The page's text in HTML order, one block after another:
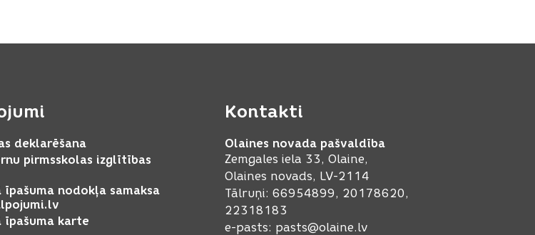
deklarēšana
pirmsskolas izglītības
īpašuma nodokļa samaksa
īpašuma karte
Kontakti
Olaines novada pašvaldība
Zemgales iela 33, Olaine,
Olaines novads, LV-2114
Tālruņi: 66954899, 20178620,
22318183
e-pasts: pasts@olaine.lv